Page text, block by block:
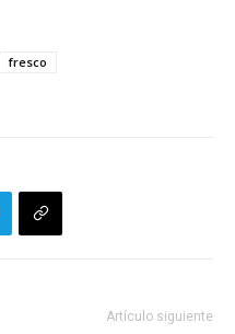
fresco
Artículo siguiente